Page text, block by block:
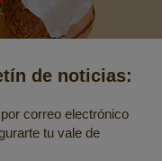
de noticias:
correo electrónico
tu vale de